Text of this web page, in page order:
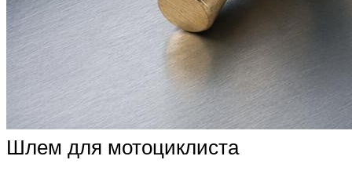
Шлем для мотоциклиста